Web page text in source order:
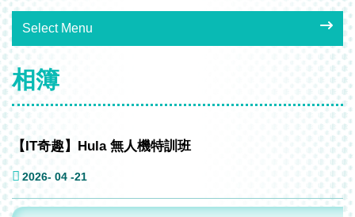
Select Menu
相簿
【IT奇趣】Hula 無人機特訓班
2026- 04 -21